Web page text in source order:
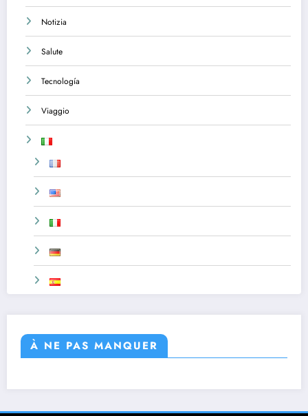
Notizia
Salute
Tecnología
Viaggio
À NE PAS MANQUER